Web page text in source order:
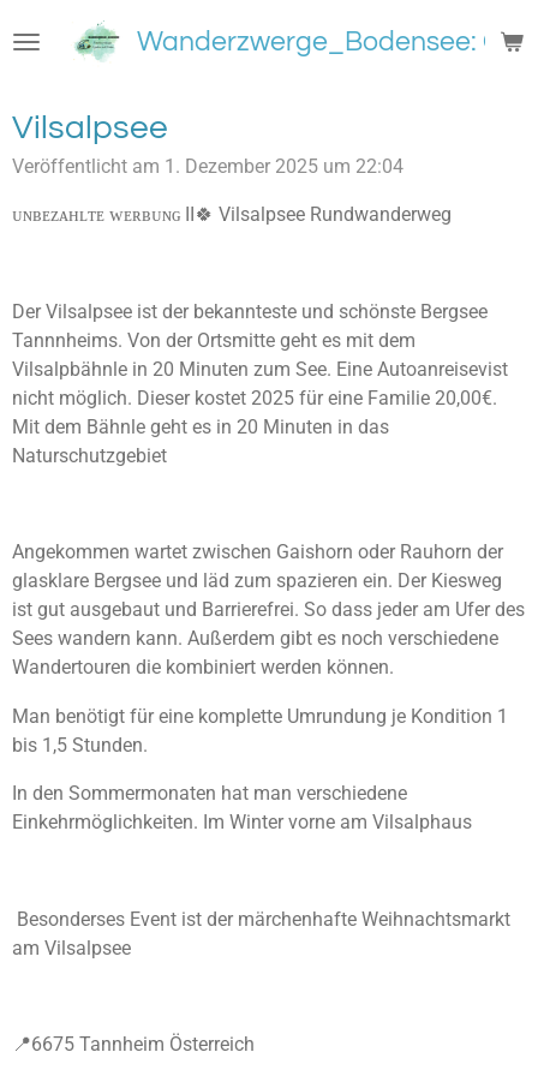
Hauptinhalt
Wanderzwerge_Bodensee:
Vilsalpsee
Veröffentlicht am 1. Dezember 2025 um 22:04
ᴜɴʙᴇᴢᴀʜʟᴛᴇ ᴡᴇʀʙᴜɴɢ II🍀 Vilsalpsee Rundwanderweg
Der Vilsalpsee ist der bekannteste und schönste Bergsee
Tannnheims. Von der Ortsmitte geht es mit dem
Vilsalpbähnle in 20 Minuten zum See. Eine Autoanreisevist
nicht möglich. Dieser kostet 2025 für eine Familie 20,00€.
Mit dem Bähnle geht es in 20 Minuten in das
Naturschutzgebiet
Angekommen wartet zwischen Gaishorn oder Rauhorn der
glasklare Bergsee und läd zum spazieren ein. Der Kiesweg
ist gut ausgebaut und Barrierefrei. So dass jeder am Ufer des
Sees wandern kann. Außerdem gibt es noch verschiedene
Wandertouren die kombiniert werden können.
Man benötigt für eine komplette Umrundung je Kondition 1
bis 1,5 Stunden.
In den Sommermonaten hat man verschiedene
Einkehrmöglichkeiten. Im Winter vorne am Vilsalphaus
Besonderses Event ist der märchenhafte Weihnachtsmarkt
am Vilsalpsee
📍6675 Tannheim Österreich